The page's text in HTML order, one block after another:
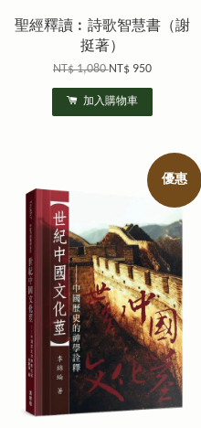
聖經釋讀︰詩歌智慧書（謝
挺著）
NT$ 1,080NT$ 950
加入購物車
優惠